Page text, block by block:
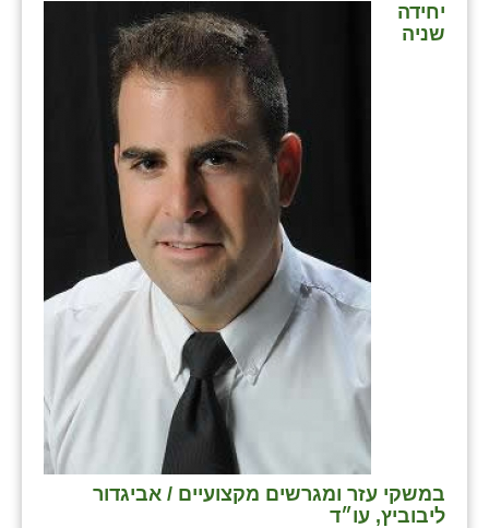
יחידה
שניה
במשקי עזר ומגרשים מקצועיים / אביגדור
ליבוביץ, עו״ד